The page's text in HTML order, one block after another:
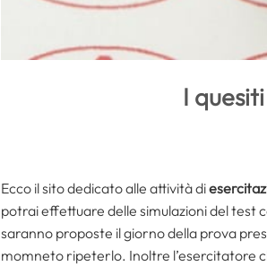
I
Ecco il sito dedicato alle attività di
potrai effettuare delle simulazioni del test
saranno proposte il giorno della prova
momneto ripeterlo. Inoltre l’esercitatore